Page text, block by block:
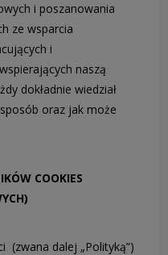
i poszanowania
ze wsparcia
i
naszą
dokładnie wiedział
oraz jak może
COOKIES
(zwana dalej „Polityką”)